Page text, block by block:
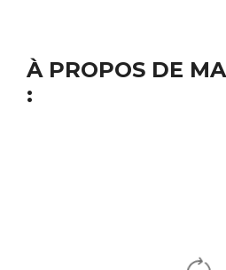
À PROPOS DE
: